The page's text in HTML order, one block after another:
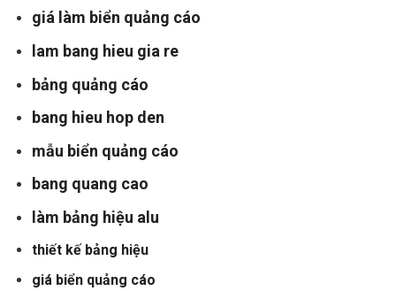
giá làm biển quảng cáo
lam bang hieu gia re
bảng quảng cáo
bang hieu hop den
mẫu biển quảng cáo
bang quang cao
làm bảng hiệu alu
thiết kế bảng hiệu
giá biển quảng cáo